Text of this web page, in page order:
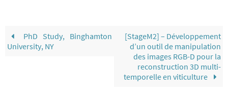
PhD Study, Binghamton
University, NY
[StageM2] – Développement
d’un outil de manipulation
des images RGB-D pour la
reconstruction 3D multi-
temporelle en viticulture